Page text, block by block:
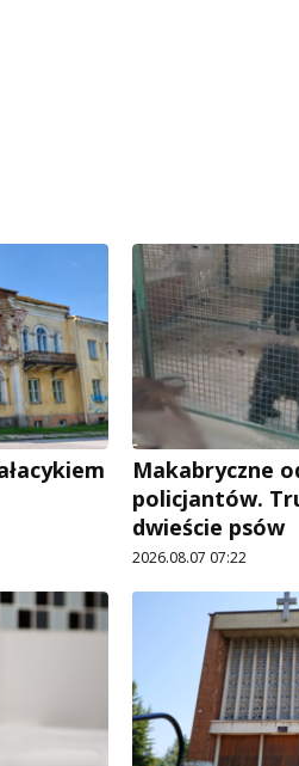
Makabryczne
policjantów.
dwieście psów
2026.08.07 07:22